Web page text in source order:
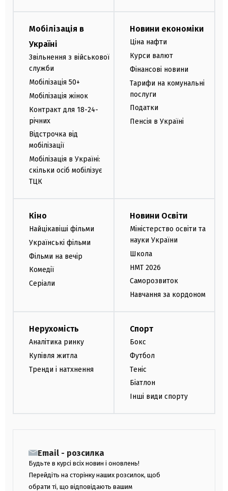
Мобілізація в
Україні
Звільнення з військової
служби
Мобілізація 50+
Мобілізація жінок
Контракт для 18-24-
річних
Відстрочка від
мобілізації
Мобілізація в Україні:
скільки осіб мобілізує
ТЦК
Новини економіки
Ціна нафти
Курси валют
Фінансові новини
Тарифи на комунальні
послуги
Податки
Пенсія в Україні
Кіно
Найцікавіші фільми
Українські фільми
Фільми на вечір
Комедії
Серіали
Новини Освіти
Міністерство освіти та
науки України
Школа
НМТ 2026
Саморозвиток
Навчання за кордоном
Нерухомість
Аналітика ринку
Купівля житла
Тренди і натхнення
Спорт
Бокс
Футбол
Теніс
Біатлон
Інші види спорту
Email - розсилка
Будьте в курсі всіх новин і оновлень!
Перейдіть на сторінку наших розсилок, щоб
обрати ті, що відповідають вашим